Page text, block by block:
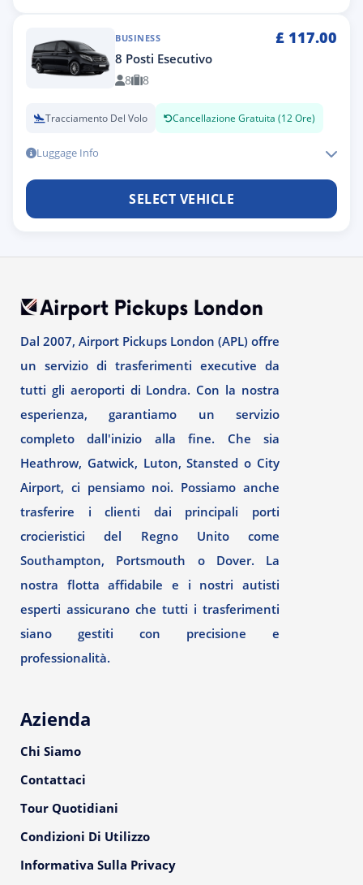
BUSINESS £ 117.00
8 Posti Esecutivo
8 8
Tracciamento Del Volo Cancellazione Gratuita (12 Ore)
Luggage Info
SELECT VEHICLE
Dal 2007, Airport Pickups London (APL) offre
un servizio di trasferimenti executive da
tutti gli aeroporti di Londra. Con la nostra
esperienza, garantiamo un servizio
completo dall'inizio alla fine. Che sia
Heathrow, Gatwick, Luton, Stansted o City
Airport, ci pensiamo noi. Possiamo anche
trasferire i clienti dai principali porti
crocieristici del Regno Unito come
Southampton, Portsmouth o Dover. La
nostra flotta affidabile e i nostri autisti
esperti assicurano che tutti i trasferimenti
siano gestiti con precisione e
professionalità.
Azienda
Chi Siamo
Contattaci
Tour Quotidiani
Condizioni Di Utilizzo
Informativa Sulla Privacy